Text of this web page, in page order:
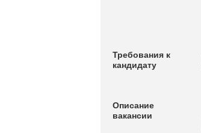
Требования к
кандидату
Описание
вакансии